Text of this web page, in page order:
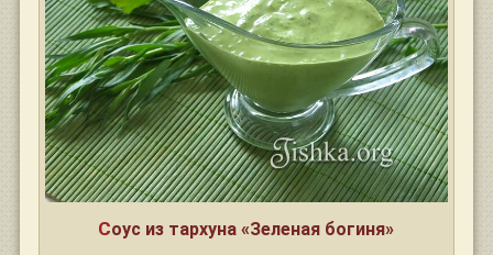
Соус из тархуна «Зеленая богиня»